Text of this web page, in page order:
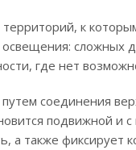
к
где нет
соединения
подвижной
а также